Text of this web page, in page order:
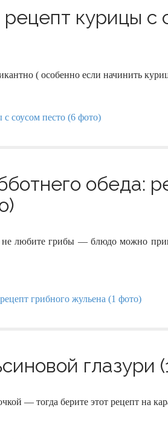
курицы с
( особенно если начинить
обеда:
любите грибы — блюдо можно
глазури
— тогда берите этот рецепт на